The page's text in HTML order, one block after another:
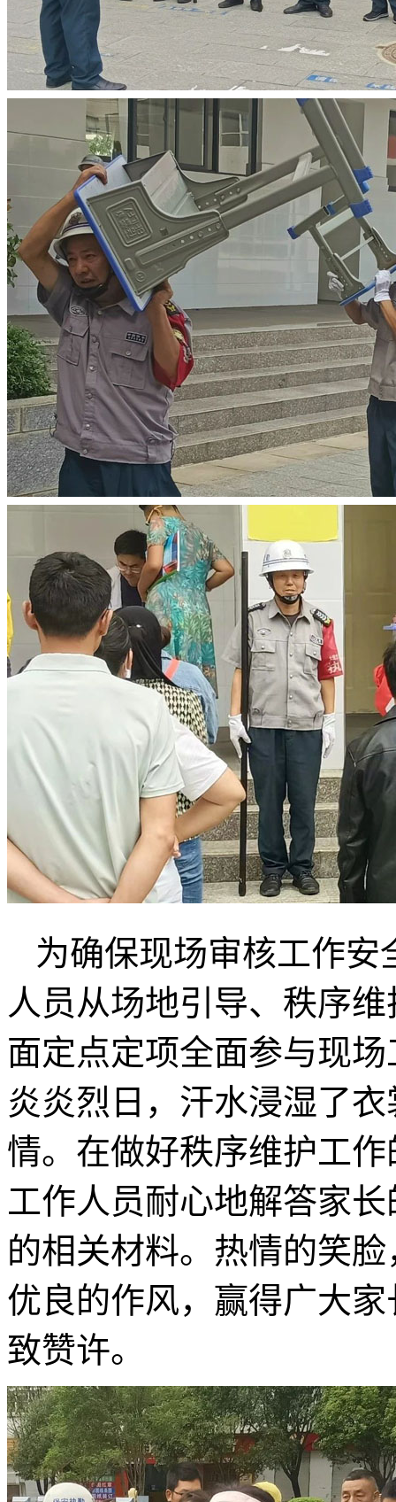
为确保现场审核工作
人员从场地引导、秩序
面定点定项全面参与现
炎炎烈日，汗水浸湿了
情。在做好秩序维护工
工作人员耐心地解答家
的相关材料。热情的笑
优良的作风，赢得广大
致赞许。